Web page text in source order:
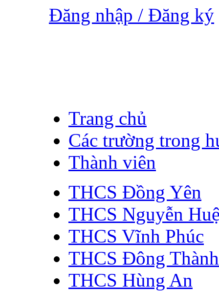
Đăng nhập / Đăng ký
Trang chủ
Các trường trong
Thành viên
THCS Đồng Yên
THCS Nguyễn
THCS Vĩnh Phúc
THCS Đông Thành
THCS Hùng An